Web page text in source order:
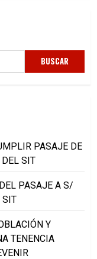
BUSCAR
PASAJE DE
SIT
PASAJE A S/
SIT
Y
TENENCIA